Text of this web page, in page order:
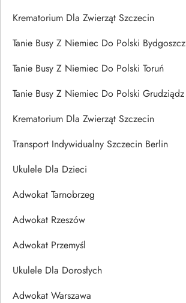
Krematorium Dla Zwierząt Szczecin
Tanie Busy Z Niemiec Do Polski Bydgoszcz
Tanie Busy Z Niemiec Do Polski Toruń
Tanie Busy Z Niemiec Do Polski Grudziądz
Krematorium Dla Zwierząt Szczecin
Transport Indywidualny Szczecin Berlin
Ukulele Dla Dzieci
Adwokat Tarnobrzeg
Adwokat Rzeszów
Adwokat Przemyśl
Ukulele Dla Dorosłych
Adwokat Warszawa